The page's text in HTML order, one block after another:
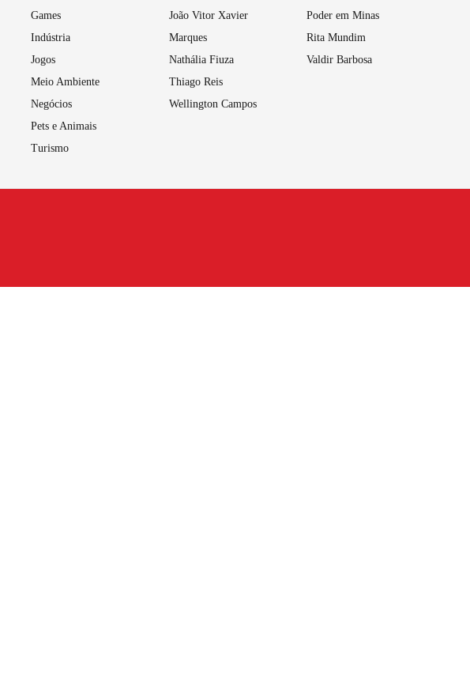
Games
Indústria
Jogos
Meio Ambiente
Negócios
Pets e Animais
Turismo
João Vitor Xavier
Marques
Nathália Fiuza
Thiago Reis
Wellington Campos
Poder em Minas
Rita Mundim
Valdir Barbosa